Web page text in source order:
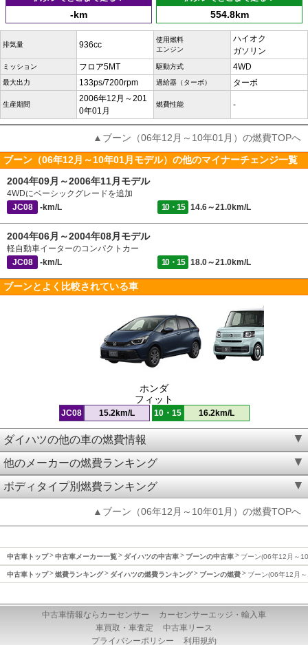
-km 554.8km
排気量 936cc
使用燃料
エンジン
ハイオク
ガソリン
ミッション フロア5MT 駆動方式 4WD
最大出力 133ps/7200rpm 過給器（ターボ） ターボ
生産期間
2006年12月～201
0年01月
燃費性能 -
▲ブーン（06年12月～10年01月）の燃費TOPへ
ブーン（06年12月～10年01月モデル）の他のマイナーチェンジ一覧
2004年09月～2006年11月モデル
4WDにベーシックグレードを追加
JC08
-km/L 10・15 14.6～21.0km/L
2004年06月～2004年08月モデル
軽自動車イーターのコンパクトカー
JC08
-km/L 10・15 18.0～21.0km/L
ブーンとよく比較されている車
ホンダ
フィット
JC08 15.2km/L 10・15 16.2km/L
ダイハツの他の車の燃費情報
他のメーカーの燃費ランキング
ボディタイプ別燃費ランキング
▲ブーン（06年12月～10年01月）の燃費TOPへ
中古車トップ 中古車メーカー一覧 ダイハツの中古車 ブーンの中古車 ブーン(06年12月～
中古車トップ 燃費ランキング ダイハツの燃費ランキング ブーンの燃費 ブーン(06年12月
中古車情報ならカーセンサー
カーセンサーエッジ・輸入車
車買取・車査定
中古車リース
プライバシーポリシー
利用規約